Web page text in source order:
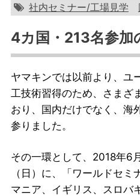
社内セミナー/工場見学
4カ国・213名参加
ヤマキンでは以前より、ユ
工技術習得のため、さまざ
おり、国内だけでなく、海
参りました。
その一環として、2018年6
（日）に、「ワールドセ
マニア、イギリス、スロバ